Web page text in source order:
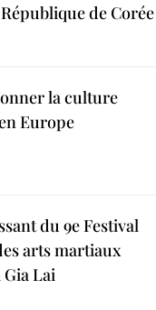
de Corée
la culture
Europe
du 9e Festival
arts martiaux
Lai